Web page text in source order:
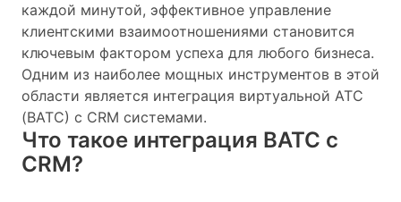
каждой минутой, эффективное управление
клиентскими взаимоотношениями становится
ключевым фактором успеха для любого бизнеса.
Одним из наиболее мощных инструментов в этой
области является интеграция виртуальной АТС
(ВАТС) с CRM системами.
Что такое интеграция ВАТС с
CRM?